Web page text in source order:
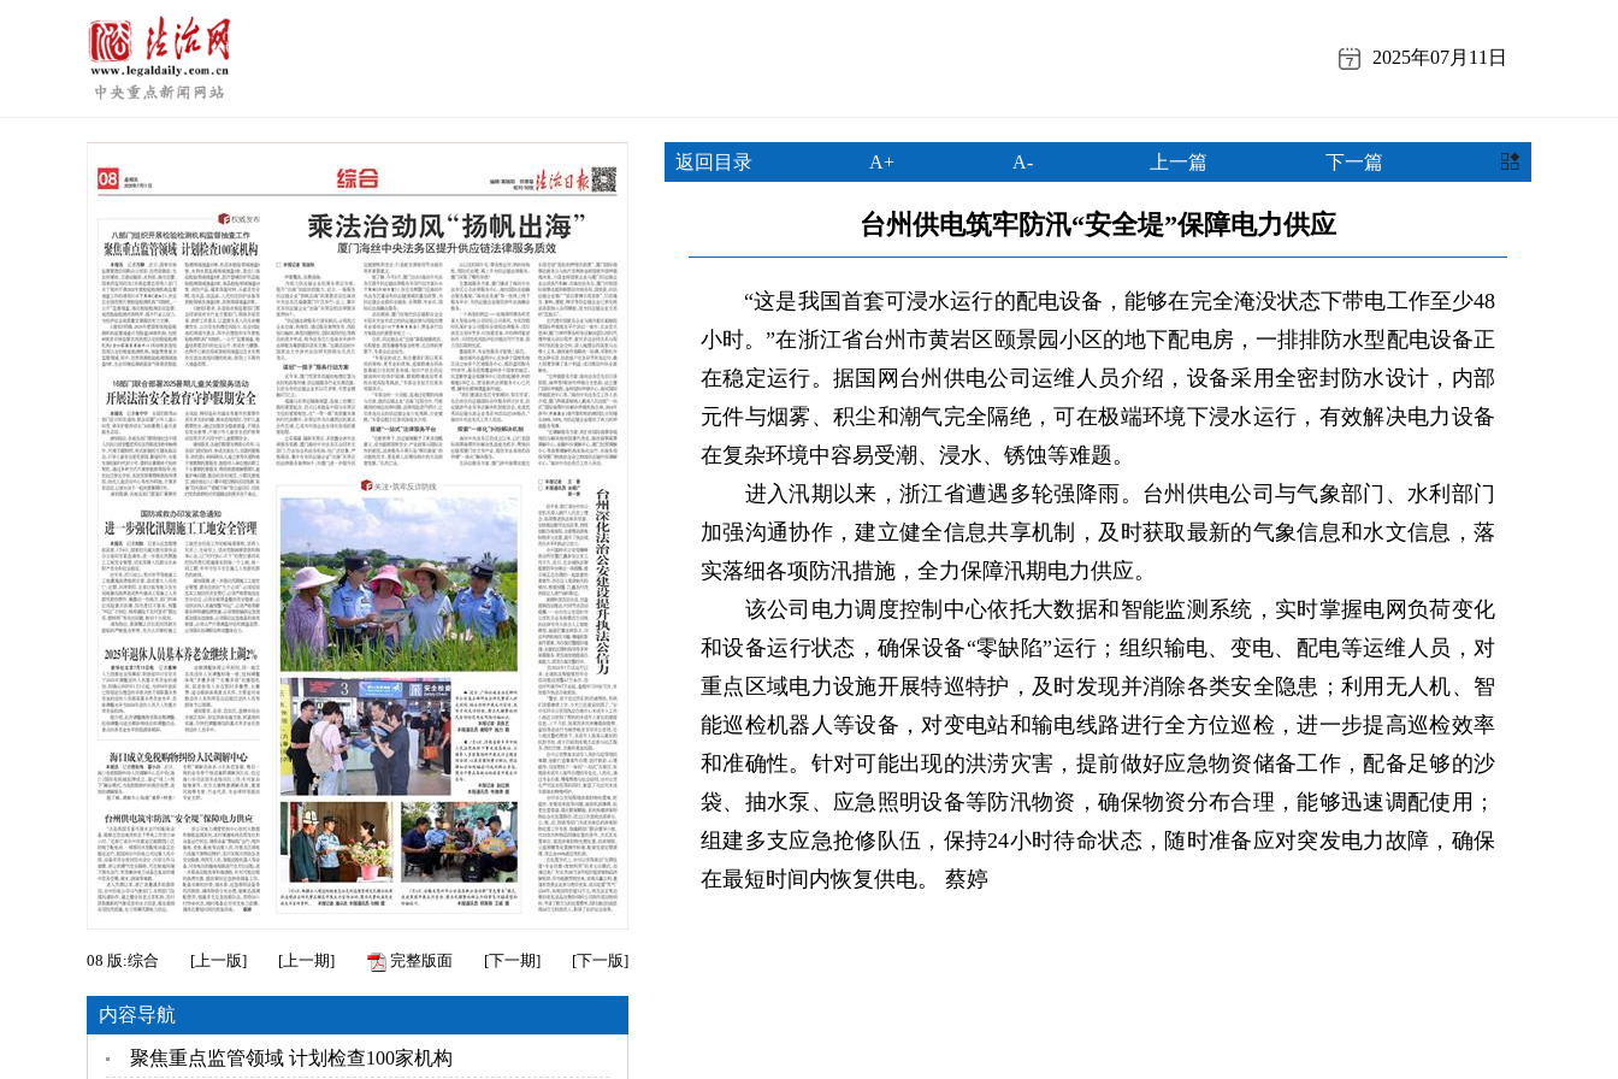
2025年07月11日
08 版:综合 [上一版] [上一期] 完整版面 [下一期] [下一版]
内容导航
聚焦重点监管领域 计划检查100家机构
返回目录 A+ A- 上一篇 下一篇
台州供电筑牢防汛“安全堤”保障电力供应
“这是我国首套可浸水运行的配电设备，能够在完全淹没状态下带电工作至少48
小时。”在浙江省台州市黄岩区颐景园小区的地下配电房，一排排防水型配电设备正
在稳定运行。据国网台州供电公司运维人员介绍，设备采用全密封防水设计，内部
元件与烟雾、积尘和潮气完全隔绝，可在极端环境下浸水运行，有效解决电力设备
在复杂环境中容易受潮、浸水、锈蚀等难题。
进入汛期以来，浙江省遭遇多轮强降雨。台州供电公司与气象部门、水利部门
加强沟通协作，建立健全信息共享机制，及时获取最新的气象信息和水文信息，落
实落细各项防汛措施，全力保障汛期电力供应。
该公司电力调度控制中心依托大数据和智能监测系统，实时掌握电网负荷变化
和设备运行状态，确保设备“零缺陷”运行；组织输电、变电、配电等运维人员，对
重点区域电力设施开展特巡特护，及时发现并消除各类安全隐患；利用无人机、智
能巡检机器人等设备，对变电站和输电线路进行全方位巡检，进一步提高巡检效率
和准确性。针对可能出现的洪涝灾害，提前做好应急物资储备工作，配备足够的沙
袋、抽水泵、应急照明设备等防汛物资，确保物资分布合理，能够迅速调配使用；
组建多支应急抢修队伍，保持24小时待命状态，随时准备应对突发电力故障，确保
在最短时间内恢复供电。 蔡婷